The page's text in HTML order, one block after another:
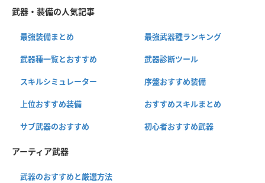
武器・装備の人気記事
最強装備まとめ 最強武器種ランキング
武器種一覧とおすすめ 武器診断ツール
スキルシミュレーター 序盤おすすめ装備
上位おすすめ装備 おすすめスキルまとめ
サブ武器のおすすめ 初心者おすすめ武器
アーティア武器
武器のおすすめと厳選方法